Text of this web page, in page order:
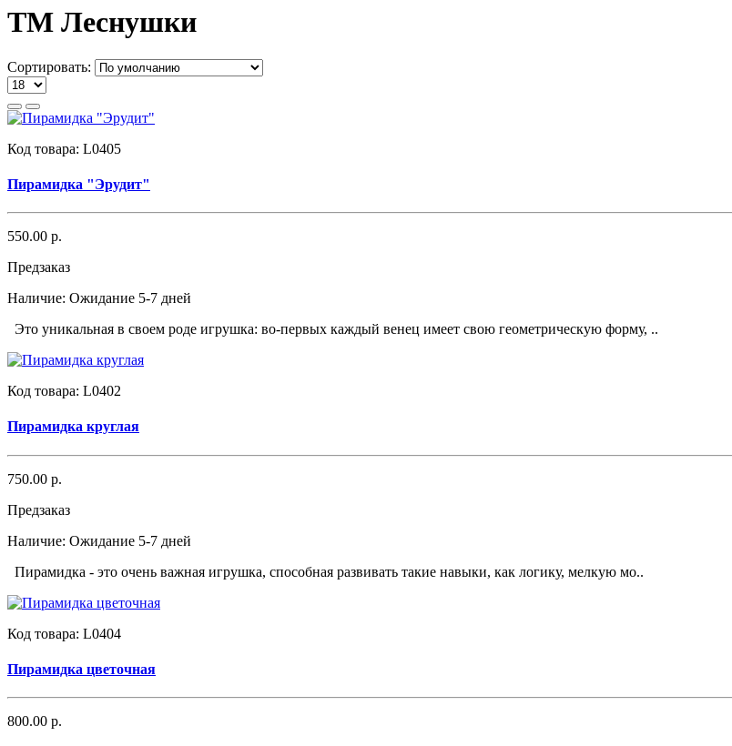
ТМ Леснушки
Сортировать:
Код товара: L0405
Пирамидка "Эрудит"
550.00 р.
Предзаказ
Наличие: Ожидание 5-7 дней
Это уникальная в своем роде игрушка: во-первых каждый венец имеет свою геометрическую форму, ..
Код товара: L0402
Пирамидка круглая
750.00 р.
Предзаказ
Наличие: Ожидание 5-7 дней
Пирамидка - это очень важная игрушка, способная развивать такие навыки, как логику, мелкую мо..
Код товара: L0404
Пирамидка цветочная
800.00 р.